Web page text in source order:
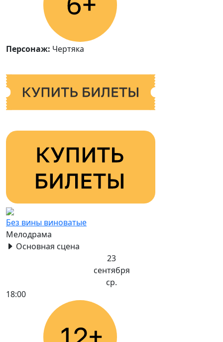
Персонаж: Чертяка
Без вины виноватые
Мелодрама
Основная сцена
23
сентября
ср.
18:00